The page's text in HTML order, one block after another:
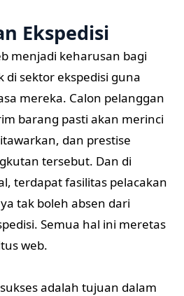
Ekspedisi
menjadi keharusan bagi
di sektor ekspedisi guna
mereka. Calon pelanggan
barang pasti akan merinci
dan prestise
tersebut. Dan di
terdapat fasilitas pelacakan
tak boleh absen dari
Semua hal ini meretas
web.
adalah tujuan dalam